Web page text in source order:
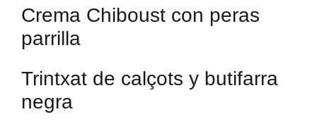
Crema Chiboust con peras
parrilla
Trintxat de calçots y butifarra
negra